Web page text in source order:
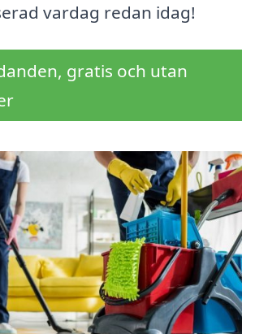
vardag redan idag!
gratis och utan